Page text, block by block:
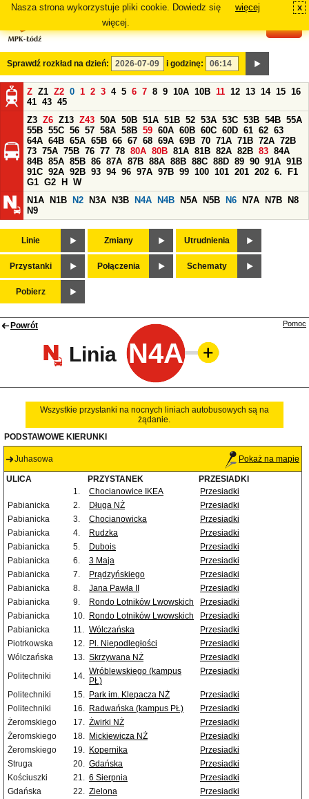
Nasza strona wykorzystuje pliki cookie. Dowiedz się
więcej.
więcej x
Sprawdź rozkład na dzień: i godzinę:
Z Z1 Z2 0 1 2 3 4 5 6 7 8 9 10A 10B 11 12 13 14 15 16
41 43 45
Z3 Z6 Z13 Z43 50A 50B 51A 51B 52 53A 53C 53B 54B 55A
55B 55C 56 57 58A 58B 59 60A 60B 60C 60D 61 62 63
64A 64B 65A 65B 66 67 68 69A 69B 70 71A 71B 72A 72B
73 75A 75B 76 77 78 80A 80B 81A 81B 82A 82B 83 84A
84B 85A 85B 86 87A 87B 88A 88B 88C 88D 89 90 91A 91B
91C 92A 92B 93 94 96 97A 97B 99 100 101 201 202 6.
F1
G1 G2 H
W
N1A
N1B N2 N3A N3B N4A N4B N5A N5B N6 N7A N7B
N8
N9
Linie Zmiany Utrudnienia
Przystanki Połączenia Schematy
Pobierz
Powrót
Linia N4A
Pomoc
Wszystkie przystanki na nocnych liniach autobusowych są na
żądanie.
PODSTAWOWE KIERUNKI
Juhasowa Pokaż na mapie
ULICA PRZYSTANEK
PRZESIADKI
1.
Chocianowice IKEA
Przesiadki
Pabianicka
2. Długa NŻ
Przesiadki
Pabianicka
3. Chocianowicka
Przesiadki
Pabianicka
4. Rudzka
Przesiadki
Pabianicka
5. Dubois
Przesiadki
Pabianicka
6. 3 Maja
Przesiadki
Pabianicka
7. Prądzyńskiego
Przesiadki
Pabianicka
8. Jana Pawła II
Przesiadki
Pabianicka
9. Rondo Lotników Lwowskich
Przesiadki
Pabianicka
10. Rondo Lotników Lwowskich
Przesiadki
Pabianicka
11. Wólczańska
Przesiadki
Piotrkowska
12. Pl. Niepodległości
Przesiadki
Wólczańska
13. Skrzywana NŻ
Przesiadki
Politechniki
14. Wróblewskiego (kampus
PŁ)
Przesiadki
Politechniki 15. Park im. Klepacza NŻ
Przesiadki
Politechniki
16. Radwańska (kampus PŁ)
Przesiadki
Żeromskiego
17. Żwirki NŻ
Przesiadki
Żeromskiego
18. Mickiewicza NŻ
Przesiadki
Żeromskiego
19. Kopernika
Przesiadki
Struga
20. Gdańska
Przesiadki
Kościuszki
21. 6 Sierpnia
Przesiadki
Gdańska
22. Zielona
Przesiadki